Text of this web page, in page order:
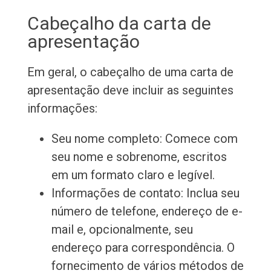
Cabeçalho da carta de
apresentação
Em geral, o cabeçalho de uma carta de
apresentação deve incluir as seguintes
informações:
Seu nome completo: Comece com
seu nome e sobrenome, escritos
em um formato claro e legível.
Informações de contato: Inclua seu
número de telefone, endereço de e-
mail e, opcionalmente, seu
endereço para correspondência. O
fornecimento de vários métodos de